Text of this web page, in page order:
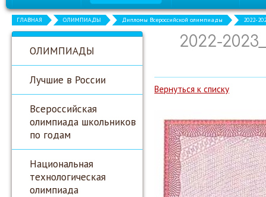
ГЛАВНАЯ ОЛИМПИАДЫ Дипломы Всероссийской олимпиады 2022-
ОЛИМПИАДЫ
Лучшие в России
Всероссийская
олимпиада школьников
по годам
Национальная
технологическая
олимпиада
2022-
Вернуться к списку